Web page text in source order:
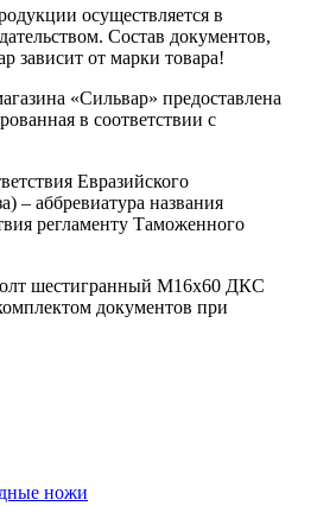
осуществляется в
Состав документов,
зависит от марки товара!
«Сильвар» предоставлена
в соответствии с
Евразийского
– аббревиатура названия
регламенту Таможенного
шестигранный М16х60 ДКС
документов при
ножи